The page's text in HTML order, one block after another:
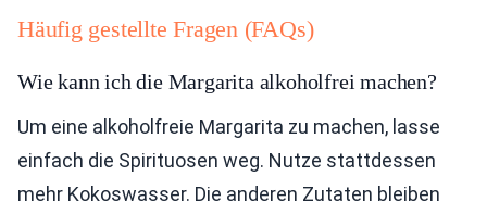
Häufig gestellte Fragen (FAQs)
Wie kann ich die Margarita alkoholfrei machen?
Um eine alkoholfreie Margarita zu machen, lasse
einfach die Spirituosen weg. Nutze stattdessen
mehr Kokoswasser. Die anderen Zutaten bleiben